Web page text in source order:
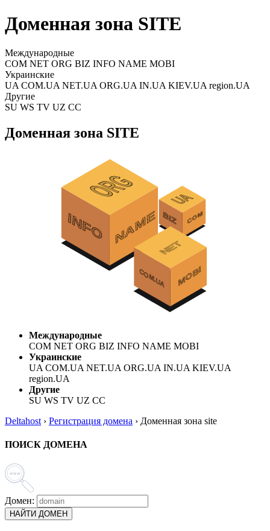
Доменная зона SITE
Международные
COM NET ORG BIZ INFO NAME MOBI
Украинские
UA COM.UA NET.UA ORG.UA IN.UA KIEV.UA region.UA
Другие
SU WS TV UZ CC
Доменная зона SITE
Международные
COM NET ORG BIZ INFO NAME MOBI
Украинские
UA COM.UA NET.UA ORG.UA IN.UA KIEV.UA
region.UA
Другие
SU WS TV UZ CC
Deltahost › Регистрация домена › Доменная зона site
ПОИСК ДОМЕНА
Домен:
НАЙТИ ДОМЕН